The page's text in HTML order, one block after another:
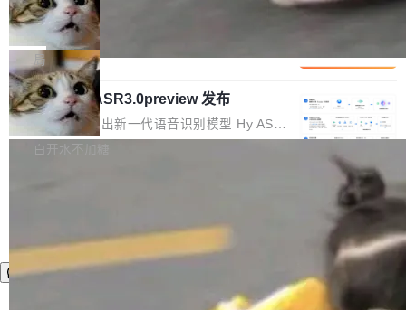
件之中，形成高度复杂的知识关联网络。传统的
代码检索手段（如关键词匹配、目录遍历）仅能
在语法层面完成文本定位，难以触及代码的语义
内涵与结构关联，导致开发者使用代码智能体在
理解大规模代码仓时面临显著"代码仓理解"瓶
颈。 代码仓深度理解服务（以下简称" CodeBas
e深度理解服务"）是华为云码道（CodeA...
数据。 王某2024年1月入职东城区某科技公司AI
短剧部门，有互联网大厂背景。在公司内部架构
调整期间，部门三次通知全员将数据从A集群迁
移到B集群，王某都回复了"收到"。 他没有迁移
数据。2024年9月3日下午4点，他使用此前登录
的账号密码进入A集群，输入了一条被程序员圈
称为"删库跑路"的命令——最高管理员权限、无
Cloudflare 分享推理优化实践：KV ca
che 量化 + 权重压缩，吞吐量提升 4
1%，成本降 30%
Kimi 和 GLM 是当前最强的大模型系列之一，但
它们有一个共同的问题：太吃显存了。月之暗面
的 Kimi K 系列和智谱的 GLM 都是长上下文、M
oE 架构的大模型，好用到让人上瘾，但 GPU 显
存永远不够用。 Cloudflare 的 Workers AI 团队
一直在跑这些模型的推理。他们在官方博客上发
整性保护。效果是：吞吐量提升 41%，每 token
成本降低 30%，精度不变。 FP8 省的不仅是显
存 KV cache 是推理时最吃显...
局
腾讯混元 Hy ASR3.0preview 发布
腾讯混元正式推出新一代语音识别模型 Hy ASR
3.0preview。基于最新一代大语言模型 Hy3 的
让语音识别不再只是听清，而是真正听懂。通过
先理解你的语境和意图，再把准确的文字直接给
到你。从“逐字转写、单点优化”演进为“理解语
境、兼容场景、一键直出”。 Hy ASR 3.0 previe
白开水不加糖